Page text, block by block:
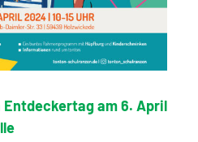
am 6. April